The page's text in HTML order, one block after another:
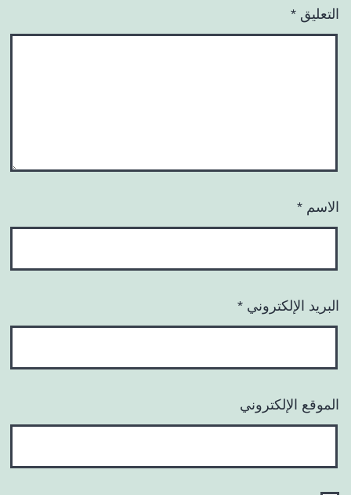
التعليق *
الاسم *
البريد الإلكتروني *
الموقع الإلكتروني